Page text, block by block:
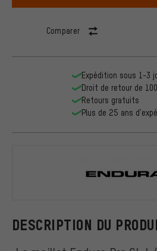
Comparer
DESCRIPTION DU
Expédition sous 1-3
Droit de retour de
Retours gratuits
Plus de 25 ans